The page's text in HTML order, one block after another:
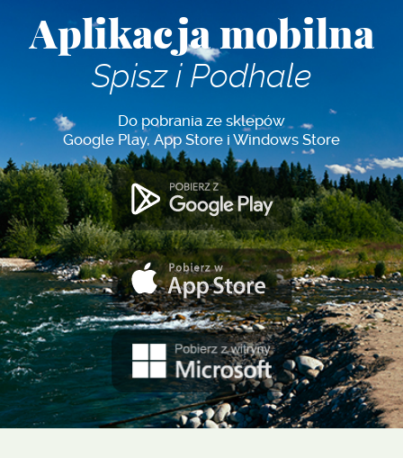
Aplikacja mobilna
Spisz i Podhale
Do pobrania ze sklepów
Google Play, App Store i Windows Store